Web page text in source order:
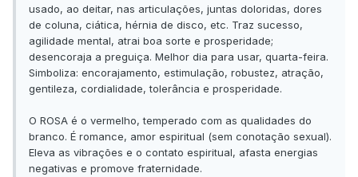
usado, ao deitar, nas articulações, juntas doloridas, dores
de coluna, ciática, hérnia de disco, etc. Traz sucesso,
agilidade mental, atrai boa sorte e prosperidade;
desencoraja a preguiça. Melhor dia para usar, quarta-feira.
Simboliza: encorajamento, estimulação, robustez, atração,
gentileza, cordialidade, tolerância e prosperidade.
O ROSA é o vermelho, temperado com as qualidades do
branco. É romance, amor espiritual (sem conotação sexual).
Eleva as vibrações e o contato espiritual, afasta energias
negativas e promove fraternidade.